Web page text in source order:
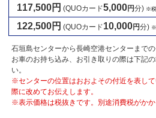
117,500円 (QUOカード5,000円分) ※税
122,500円 (QUOカード10,000円分) ※
石垣島センターから長崎空港センターまでの
お車のお持ち込み、お引き取りの際は下記
い。
※センターの位置はおおよその付近を表し
際に改めてお伝えします。
※表示価格は税抜きです。別途消費税がかか